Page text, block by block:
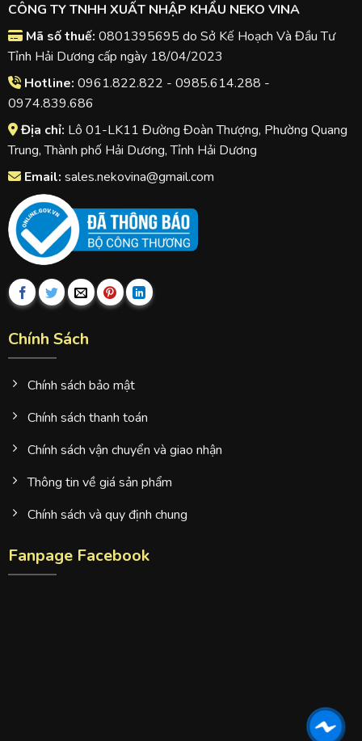
CÔNG TY TNHH XUẤT NHẬP KHẨU NEKO VINA
Mã số thuế: 0801395695 do Sở Kế Hoạch Và Đầu Tư
Tỉnh Hải Dương cấp ngày 18/04/2023
Hotline: 0961.822.822 - 0985.614.288 -
0974.839.686
Địa chỉ: Lô 01-LK11 Đường Đoàn Thượng, Phường Quang
Trung, Thành phố Hải Dương, Tỉnh Hải Dương
Email: sales.nekovina@gmail.com
Chính Sách
Chính sách bảo mật
Chính sách thanh toán
Chính sách vận chuyển và giao nhận
Thông tin về giá sản phẩm
Chính sách và quy định chung
Fanpage Facebook